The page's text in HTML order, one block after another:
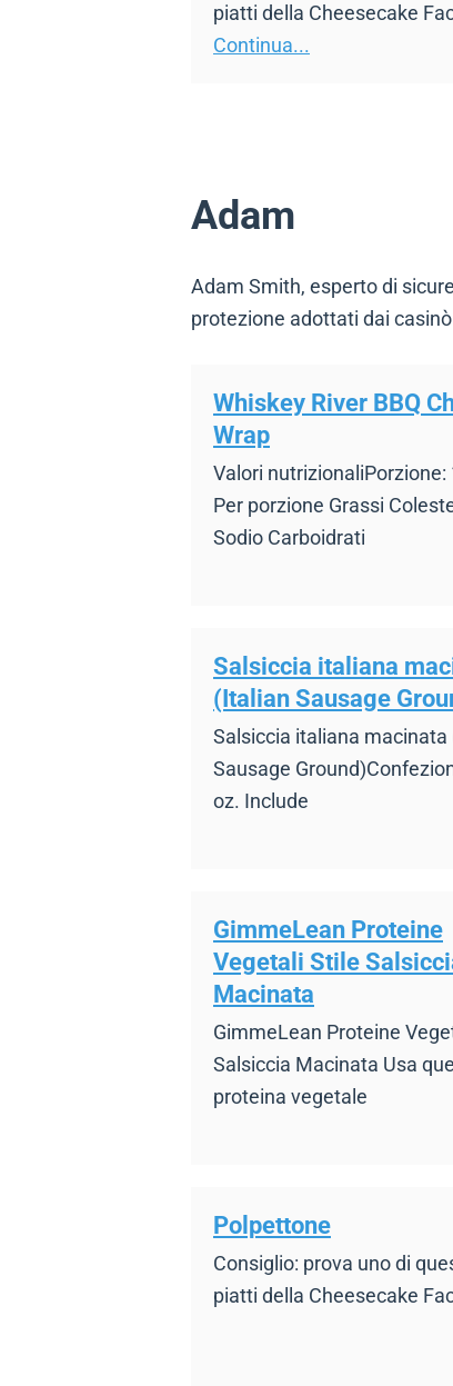
piatti della Cheesecake
Continua...
Adam
Adam Smith, esperto di
protezione adottati dai
Whiskey River BBQ
Wrap
Valori nutrizionaliPorzione:
Per porzione Grassi
Sodio Carboidrati
Salsiccia italiana
(Italian Sausage
Salsiccia italiana macinata
Sausage
oz. Include
GimmeLean Proteine
Vegetali Stile
Macinata
GimmeLean Proteine
Salsiccia Macinata Usa
proteina vegetale
Polpettone
Consiglio: prova uno di
piatti della Cheesecake